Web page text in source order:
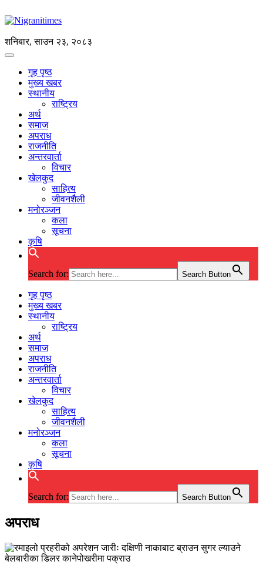
शनिबार, साउन २३, २०८३
गृह पृष्ठ
मुख्य खबर
स्थानीय
राष्ट्रिय
अर्थ
समाज
अपराध
राजनीति
अन्तरवार्ता
विचार
खेलकुद
साहित्य
जीवनशैली
मनोरञ्जन
कला
सूचना
कृषि
Search for: Search Button
गृह पृष्ठ
मुख्य खबर
स्थानीय
राष्ट्रिय
अर्थ
समाज
अपराध
राजनीति
अन्तरवार्ता
विचार
खेलकुद
साहित्य
जीवनशैली
मनोरञ्जन
कला
सूचना
कृषि
Search for: Search Button
अपराध